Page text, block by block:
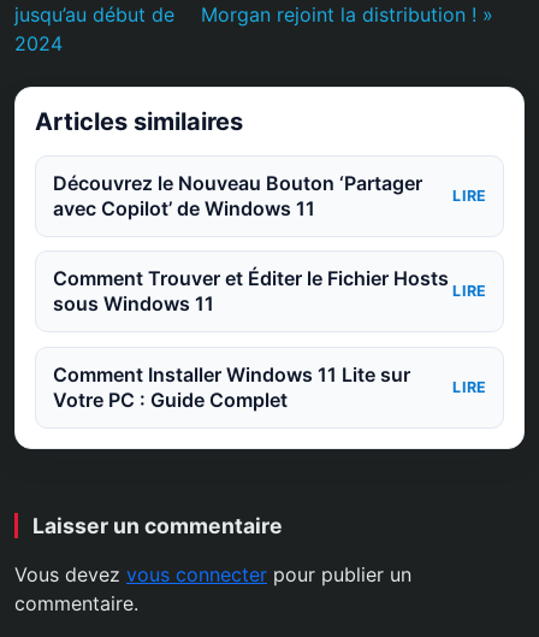
jusqu’au début de
2024
Morgan rejoint la distribution ! »
Articles similaires
Découvrez le Nouveau Bouton ‘Partager
avec Copilot’ de Windows 11
LIRE
Comment Trouver et Éditer le Fichier Hosts
sous Windows 11
LIRE
Comment Installer Windows 11 Lite sur
Votre PC : Guide Complet
LIRE
Laisser un commentaire
Vous devez vous connecter pour publier un
commentaire.